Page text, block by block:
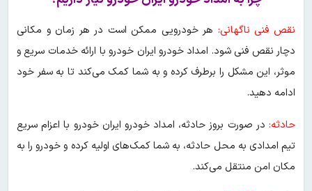
نقص فنی ناگهانی: هر خودرویی ممکن است در هر زمان و مکانی
دچار نقص فنی شود. امداد خودرو ایران خودرو با ارائه خدمات سریع و
موثر، این مشکل را برطرف کرده و به شما کمک می‌کند تا به سفر خود
ادامه دهید.
حادثه: در صورت بروز حادثه، امداد خودرو ایران خودرو با اعزام سریع
تیم امدادی به محل حادثه، به شما کمک‌های اولیه کرده و خودرو را به
مکان امن منتقل می‌کند.